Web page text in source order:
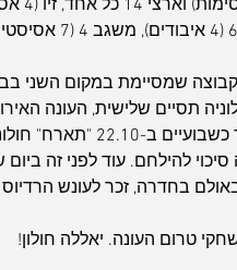
שמסיימת במקום השני
תסיים שלישית, העונה
גמורה. אך צריך להודות - זה לא נראה
טרום העונה. יאללה חולון!